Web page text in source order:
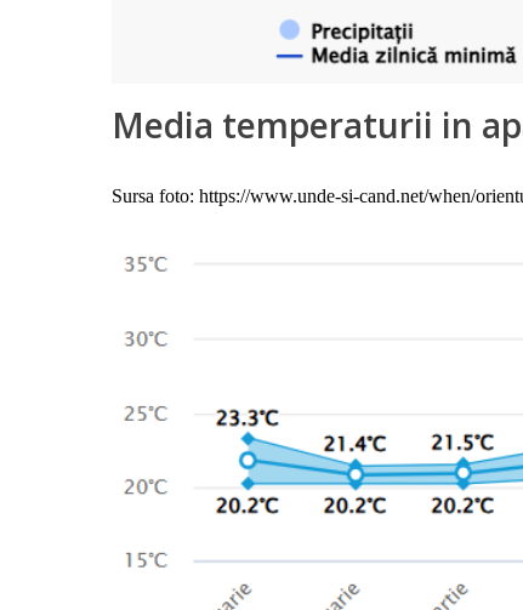
Media temperaturii in
Sursa foto: https://www.unde-si-cand.net/when/